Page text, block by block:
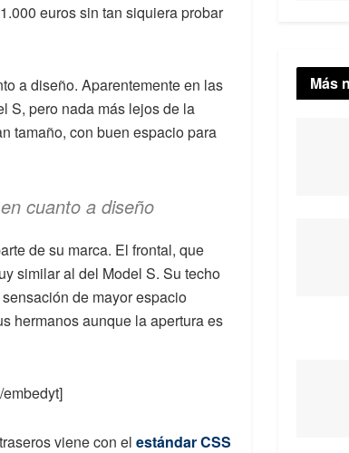
euros sin tan siquiera probar
a diseño. Aparentemente en las
S, pero nada más lejos de la
tamaño, con buen espacio para
cuanto a diseño
de su marca. El frontal, que
similar al del Model S. Su techo
de mayor espacio
hermanos aunque la apertura es
viene con el estándar CSS
Más